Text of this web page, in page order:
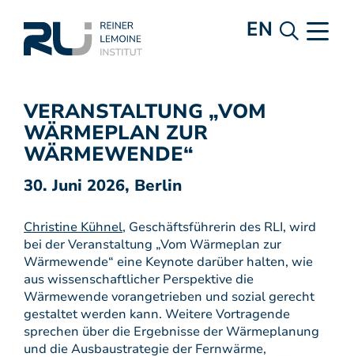
EN
VERANSTALTUNG „VOM
WÄRMEPLAN ZUR
WÄRMEWENDE“
30. Juni 2026, Berlin
Christine Kühnel, Geschäftsführerin des RLI, wird
bei der Veranstaltung „Vom Wärmeplan zur
Wärmewende“ eine Keynote darüber halten, wie
aus wissenschaftlicher Perspektive die
Wärmewende vorangetrieben und sozial gerecht
gestaltet werden kann. Weitere Vortragende
sprechen über die Ergebnisse der Wärmeplanung
und die Ausbaustrategie der Fernwärme,